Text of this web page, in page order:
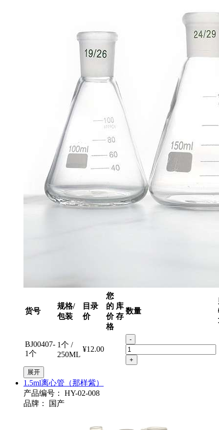
货号
规格/
包装
目录
价
您
的
价
格
库
存
数量
BJ00407-
1个
1个 /
250ML
¥12.00
-
+
展开
1.5ml离心管（那样紫）
产品编号：
HY-02-008
品牌：
国产